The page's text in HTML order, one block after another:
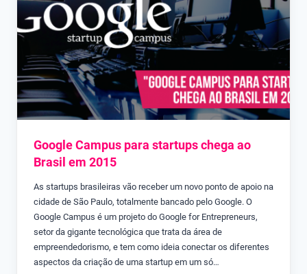
Google Campus para startups chega ao
Brasil em 2015
As startups brasileiras vão receber um novo ponto de apoio na
cidade de São Paulo, totalmente bancado pelo Google. O
Google Campus é um projeto do Google for Entrepreneurs,
setor da gigante tecnológica que trata da área de
empreendedorismo, e tem como ideia conectar os diferentes
aspectos da criação de uma startup em um só…